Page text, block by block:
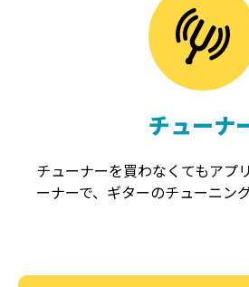
チューナ
チューナーを買わなくてもアプ
ーナーで、ギターのチューニン